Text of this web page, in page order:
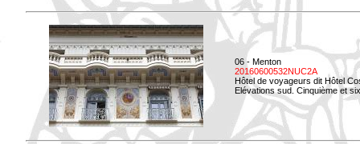
06 - Menton
20160600532NUC2A
Hôtel de voyageurs dit Hôtel
Elévations sud. Cinquième et